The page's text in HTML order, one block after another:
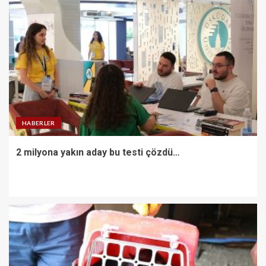
HABERLER
2 milyona yakın aday bu testi çözdü…